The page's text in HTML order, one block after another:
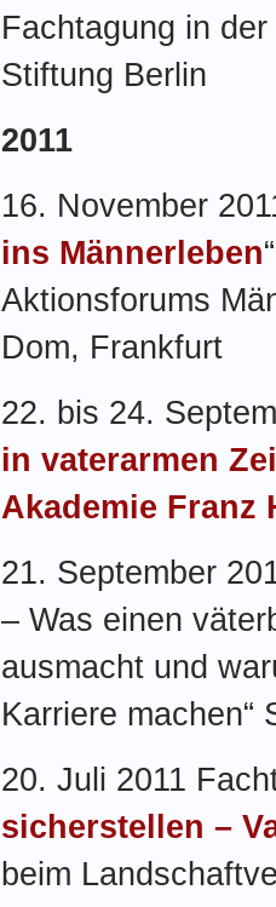
Fachtagung in
Stiftung Berlin
2011
16. November
ins Männerleben
Aktionsforums
Dom, Frankfurt
22. bis 24.
in vaterarmen
Akademie Franz
21. September
– Was einen
ausmacht und
Karriere machen“
20. Juli 2011
sicherstellen –
beim